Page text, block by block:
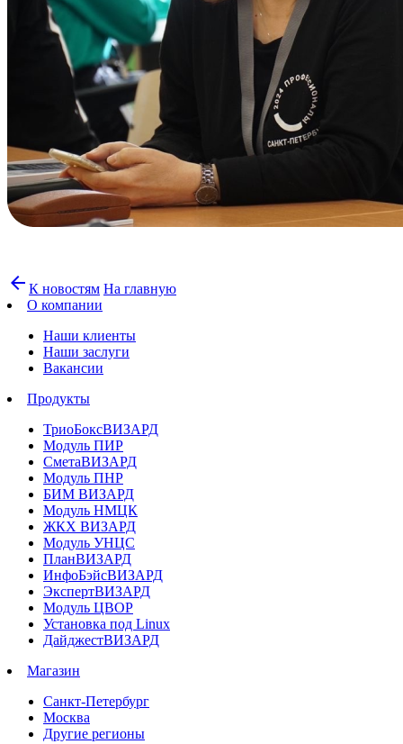
arrow_back К новостям На главную
О компании
Наши клиенты
Наши заслуги
Вакансии
Продукты
ТриоБоксВИЗАРД
Модуль ПИР
СметаВИЗАРД
Модуль ПНР
БИМ ВИЗАРД
Модуль НМЦК
ЖКХ ВИЗАРД
Модуль УНЦС
ПланВИЗАРД
ИнфоБэйсВИЗАРД
ЭкспертВИЗАРД
Модуль ЦВОР
Установка под Linux
ДайджестВИЗАРД
Магазин
Санкт-Петербург
Москва
Другие регионы